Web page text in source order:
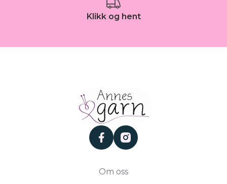
Klikk og hent
facebookinstagram
Om oss